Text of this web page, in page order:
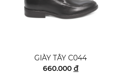
GIÀY TÂY C044
660.000 đ